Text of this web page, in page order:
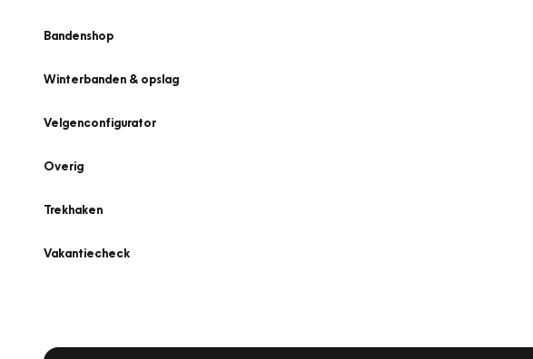
Bandenshop
Winterbanden & opslag
Velgenconfigurator
Overig
Trekhaken
Vakantiecheck